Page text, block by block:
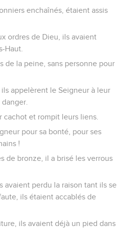
enchaînés, étaient assis
ordres de Dieu, ils avaient
Haut.
de la peine, sans personne pour
appelèrent le Seigneur à leur
cachot et rompit leurs liens.
pour sa bonté, pour ses
!
de bronze, il a brisé les verrous
avaient perdu la raison tant ils se
ils étaient accablés de
ils avaient déjà un pied dans